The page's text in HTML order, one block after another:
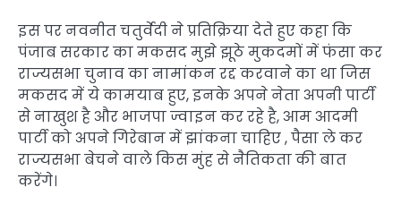
इस पर नवनीत चतुर्वेदी ने प्रतिक्रिया देते हुए कहा कि
पंजाब सरकार का मकसद मुझे झूठे मुकदमों में फंसा कर
राज्यसभा चुनाव का नामांकन रद्द करवाने का था जिस
मकसद में ये कामयाब हुए, इनके अपने नेता अपनी पार्टी
से नाखुश है और भाजपा ज्वाइन कर रहे है, आम आदमी
पार्टी को अपने गिरेबान में झांकना चाहिए , पैसा ले कर
राज्यसभा बेचने वाले किस मुंह से नैतिकता की बात
करेंगे।